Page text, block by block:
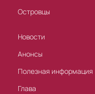
Островцы
Новости
Анонсы
Полезная информация
Глава